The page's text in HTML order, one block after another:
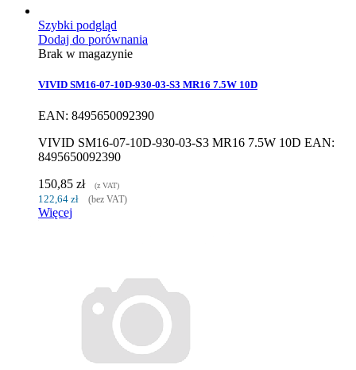
Szybki podgląd
Dodaj do porównania
Brak w magazynie
VIVID SM16-07-10D-930-03-S3 MR16 7.5W 10D
EAN: 8495650092390
VIVID SM16-07-10D-930-03-S3 MR16 7.5W 10D EAN:
8495650092390
150,85 zł
(z VAT)
122,64 zł (bez VAT)
Więcej